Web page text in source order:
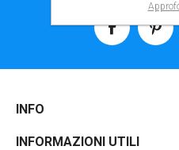
INFO
INFORMAZIONI UTILI